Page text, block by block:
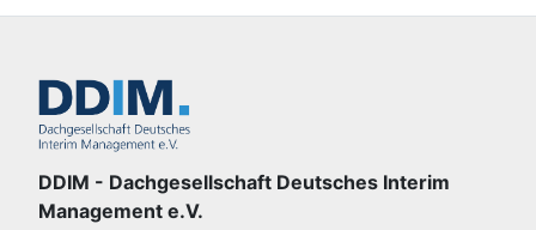
DDIM - Dachgesellschaft Deutsches Interim
Management e.V.